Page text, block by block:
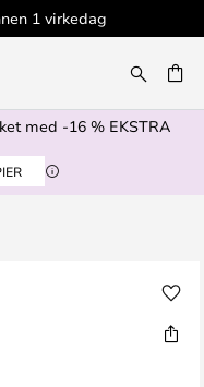
1 virkedag
med -16 % EKSTRA